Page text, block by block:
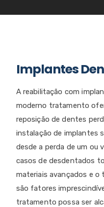
Implantes
A reabilitação com
moderno tratamento
reposição de dentes
instalação de implantes
desde a perda de um ou
casos de desdentados
materiais avançados e o
são fatores
tratamento possa ser